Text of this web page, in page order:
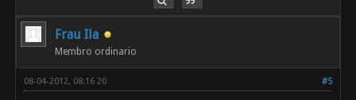
Frau Ila
Membro ordinario
#5
08-04-2012, 08:16 20